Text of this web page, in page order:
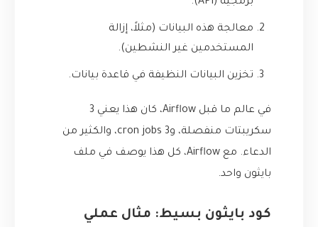
برمجية (API).
معالجة هذه البيانات (مثلاً، إزالة
المستخدمين غير النشطين).
تخزين البيانات النظيفة في قاعدة بيانات.
في عالم ما قبل Airflow، كان هذا يعني 3
سكريبتات منفصلة، و3 cron jobs، والكثير من
الدعاء. مع Airflow، كل هذا يوصف في ملف
بايثون واحد.
كود بايثون بسيط: مثال عملي